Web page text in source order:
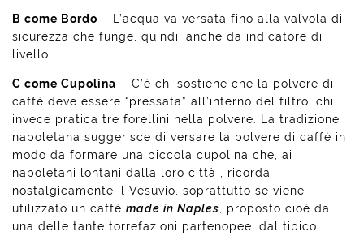
B come Bordo – L’acqua va versata fino alla valvola di
sicurezza che funge, quindi, anche da indicatore di
livello.
C come Cupolina – C’è chi sostiene che la polvere di
caffè deve essere “pressata” all’interno del filtro, chi
invece pratica tre forellini nella polvere. La tradizione
napoletana suggerisce di versare la polvere di caffè in
modo da formare una piccola cupolina che, ai
napoletani lontani dalla loro città , ricorda
nostalgicamente il Vesuvio, soprattutto se viene
utilizzato un caffè made in Naples , proposto cioè da
una delle tante torrefazioni partenopee, dal tipico